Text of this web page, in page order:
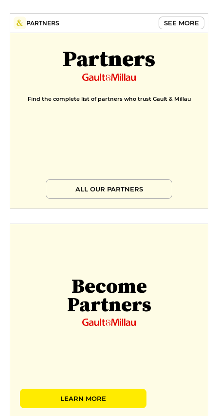
PARTNERS SEE MORE
Partners
Find the complete list of partners who trust Gault & Millau
ALL OUR PARTNERS
Become
Partners
LEARN MORE